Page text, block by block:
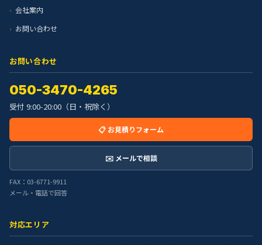
会社案内
お問い合わせ
お問い合わせ
050-3470-4265
受付 9:00-20:00（日・祝除く）
📋 お見積りフォーム
✉️ メールで相談
FAX：03-6771-9911
メール・電話で回答
対応エリア